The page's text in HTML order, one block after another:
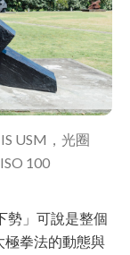
USM，光圈
100
勢」可說是整個
極拳法的動態與